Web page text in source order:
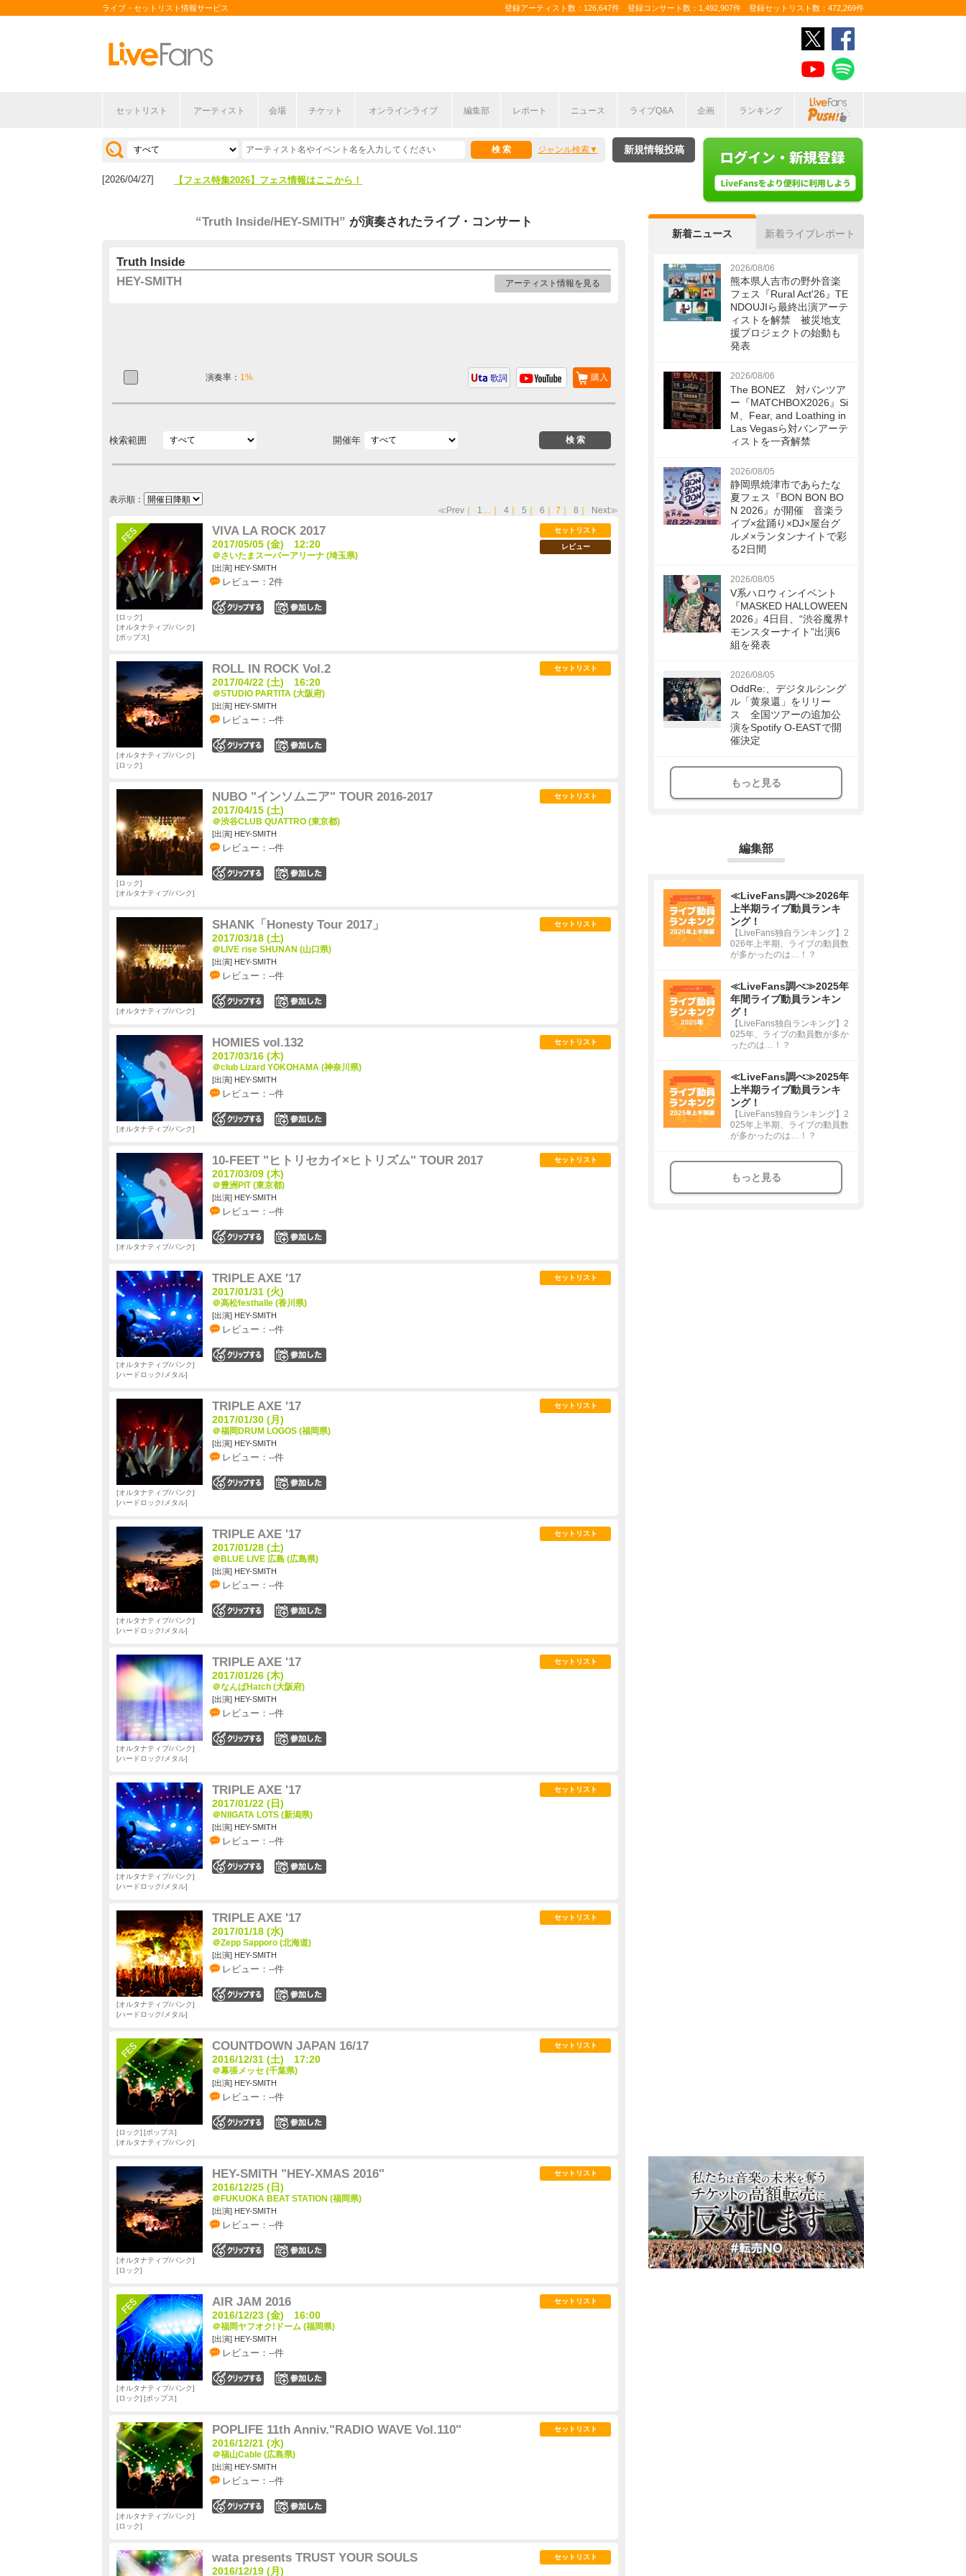
ライブ・セットリスト情報サービス 登録アーティスト数：126,647件 登録コンサート数：1,492,907件 登録セットリスト数：472,269件
セットリスト アーティスト 会場 チケット オンラインライブ 編集部 レポート ニュース ライブQ&A 企画 ランキング
ジャンル検索
[2026/07/28] 【ライブ動員ランキング】2026年上半期編発表！
[2026/04/27] 【フェス特集2026】フェス情報はここから！
新規情報投稿
“Truth Inside/HEY-SMITH” が演奏されたライブ・コンサート
Truth Inside
HEY-SMITH
アーティスト情報を見る
演奏率： 1% 購入
歌詞
検索範囲 開催年
表示順：
≪Prev ｜ 1 …｜ 4 ｜ 5 ｜ 6 ｜ 7 ｜ 8 ｜ Next≫
VIVA LA ROCK 2017
2017/05/05 (金) 12:20
＠さいたまスーパーアリーナ (埼玉県)
[出演] HEY-SMITH
レビュー：2件
セットリスト
レビュー
ロック
オルタナティブ/パンク
ポップス
ROLL IN ROCK Vol.2
2017/04/22 (土) 16:20
＠STUDIO PARTITA (大阪府)
[出演] HEY-SMITH
レビュー：--件
セットリスト
オルタナティブ/パンク
ロック
NUBO "インソムニア" TOUR 2016-2017
2017/04/15 (土)
＠渋谷CLUB QUATTRO (東京都)
[出演] HEY-SMITH
レビュー：--件
セットリスト
ロック
オルタナティブ/パンク
SHANK「Honesty Tour 2017」
2017/03/18 (土)
＠LIVE rise SHUNAN (山口県)
[出演] HEY-SMITH
レビュー：--件
セットリスト
オルタナティブ/パンク
HOMIES vol.132
2017/03/16 (木)
＠club Lizard YOKOHAMA (神奈川県)
[出演] HEY-SMITH
レビュー：--件
セットリスト
オルタナティブ/パンク
10-FEET "ヒトリセカイ×ヒトリズム" TOUR 2017
2017/03/09 (木)
＠豊洲PIT (東京都)
[出演] HEY-SMITH
レビュー：--件
セットリスト
オルタナティブ/パンク
TRIPLE AXE '17
2017/01/31 (火)
＠高松festhalle (香川県)
[出演] HEY-SMITH
レビュー：--件
セットリスト
オルタナティブ/パンク
ハードロック/メタル
TRIPLE AXE '17
2017/01/30 (月)
＠福岡DRUM LOGOS (福岡県)
[出演] HEY-SMITH
レビュー：--件
セットリスト
オルタナティブ/パンク
ハードロック/メタル
TRIPLE AXE '17
2017/01/28 (土)
＠BLUE LIVE 広島 (広島県)
[出演] HEY-SMITH
レビュー：--件
セットリスト
オルタナティブ/パンク
ハードロック/メタル
TRIPLE AXE '17
2017/01/26 (木)
＠なんばHatch (大阪府)
[出演] HEY-SMITH
レビュー：--件
セットリスト
オルタナティブ/パンク
ハードロック/メタル
TRIPLE AXE '17
2017/01/22 (日)
＠NIIGATA LOTS (新潟県)
[出演] HEY-SMITH
レビュー：--件
セットリスト
オルタナティブ/パンク
ハードロック/メタル
TRIPLE AXE '17
2017/01/18 (水)
＠Zepp Sapporo (北海道)
[出演] HEY-SMITH
レビュー：--件
セットリスト
オルタナティブ/パンク
ハードロック/メタル
COUNTDOWN JAPAN 16/17
2016/12/31 (土) 17:20
＠幕張メッセ (千葉県)
[出演] HEY-SMITH
レビュー：--件
セットリスト
ロック
ポップス
オルタナティブ/パンク
HEY-SMITH "HEY-XMAS 2016"
2016/12/25 (日)
＠FUKUOKA BEAT STATION (福岡県)
[出演] HEY-SMITH
レビュー：--件
セットリスト
オルタナティブ/パンク
ロック
AIR JAM 2016
2016/12/23 (金) 16:00
＠福岡ヤフオク!ドーム (福岡県)
[出演] HEY-SMITH
レビュー：--件
セットリスト
オルタナティブ/パンク
ロック
ポップス
POPLIFE 11th Anniv."RADIO WAVE Vol.110"
2016/12/21 (水)
＠福山Cable (広島県)
[出演] HEY-SMITH
レビュー：--件
セットリスト
オルタナティブ/パンク
ロック
wata presents TRUST YOUR SOULS
2016/12/19 (月)
セットリスト
新着ニュース 新着ライブレポート
2026/08/06
熊本県人吉市の野外音楽
フェス『Rural Act'26』TE
NDOUJIら最終出演アーテ
ィストを解禁 被災地支
援プロジェクトの始動も
発表
2026/08/06
The BONEZ 対バンツア
ー『MATCHBOX2026』Si
M、Fear, and Loathing in
Las Vegasら対バンアーテ
ィストを一斉解禁
2026/08/05
静岡県焼津市であらたな
夏フェス『BON BON BO
N 2026』が開催 音楽ラ
イブ×盆踊り×DJ×屋台グ
ルメ×ランタンナイトで彩
る2日間
2026/08/05
V系ハロウィンイベント
『MASKED HALLOWEEN
2026』4日目、“渋谷魔界†
モンスターナイト”出演6
組を発表
2026/08/05
OddRe:、デジタルシング
ル「黄泉還」をリリー
ス 全国ツアーの追加公
演をSpotify O-EASTで開
催決定
もっと見る
編集部
≪LiveFans調べ≫2026年
上半期ライブ動員ランキ
ング！
【LiveFans独自ランキング】2
026年上半期、ライブの動員数
が多かったのは…！？
≪LiveFans調べ≫2025年
年間ライブ動員ランキン
グ！
【LiveFans独自ランキング】2
025年、ライブの動員数が多か
ったのは…！？
≪LiveFans調べ≫2025年
上半期ライブ動員ランキ
ング！
【LiveFans独自ランキング】2
025年上半期、ライブの動員数
が多かったのは…！？
もっと見る